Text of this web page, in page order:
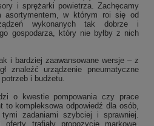
i sprężarki powietrza. Zachęcamy
asortymentem, w którym roi się od
wykonanych tak dobrze i
gospodarza, który nie byłby z nich
i bardziej zaawansowane wersje – z
znaleźć urządzenie pneumatyczne
i budżetu.
o kwestie pompowania czy prace
to kompleksowa odpowiedź dla osób,
zadaniami szybciej i sprawniej.
trafiały propozycje markowe,